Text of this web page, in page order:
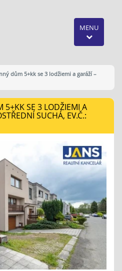
MENU
dům 5+kk se 3 lodžiemi a garáží –
5+KK SE 3 LODŽIEMI A
SUCHÁ, EV.Č.: